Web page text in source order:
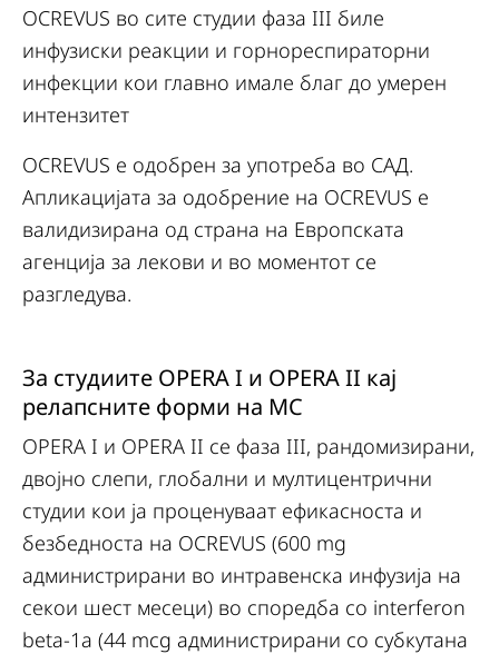
OCREVUS во сите студии фаза III биле
инфузиски реакции и горнореспираторни
инфекции кои главно имале благ до умерен
интензитет
OCREVUS е одобрен за употреба во САД.
Апликацијата за одобрение на OCREVUS е
валидизирана од страна на Европската
агенција за лекови и во моментот се
разгледува.
За студиите OPERA I и OPERA II кај
релапсните форми на МС
OPERA I и OPERA II се фаза III, рандомизирани,
двојно слепи, глобални и мултицентрични
студии кои ја проценуваат ефикасноста и
безбедноста на OCREVUS (600 mg
администрирани во интравенска инфузија на
секои шест месеци) во споредба со interferon
beta-1a (44 mcg администрирани со субкутана